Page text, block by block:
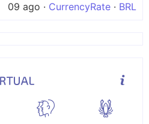
09 ago · CurrencyRate · BRL